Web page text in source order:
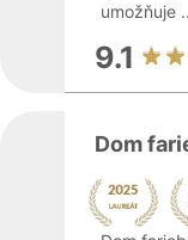
umožňuje
9.1
Dom